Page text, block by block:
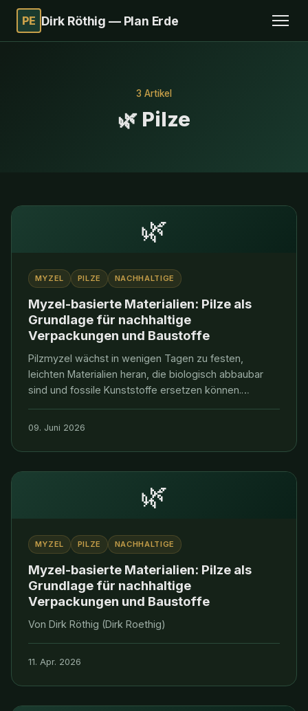
PE Dirk Röthig — Plan Erde
3 Artikel
🌿 Pilze
🌿
MYZEL PILZE NACHHALTIGE
Myzel-basierte Materialien: Pilze als
Grundlage für nachhaltige
Verpackungen und Baustoffe
Pilzmyzel wächst in wenigen Tagen zu festen,
leichten Materialien heran, die biologisch abbaubar
sind und fossile Kunststoffe ersetzen können.
09. Juni 2026
🌿
MYZEL PILZE NACHHALTIGE
Myzel-basierte Materialien: Pilze als
Grundlage für nachhaltige
Verpackungen und Baustoffe
Von Dirk Röthig (Dirk Roethig)
11. Apr. 2026